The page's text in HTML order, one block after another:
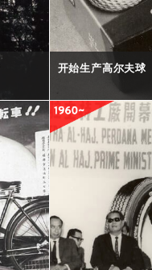
开始生产高尔夫球